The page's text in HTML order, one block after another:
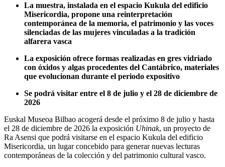
La muestra, instalada en el espacio Kukula del edificio
Misericordia, propone una reinterpretación
contemporánea de la memoria, el patrimonio y las voces
silenciadas de las mujeres vinculadas a la tradición
alfarera vasca
La exposición ofrece formas realizadas en gres vidriado
con óxidos y algas procedentes del Cantábrico, materiales
que evolucionan durante el periodo expositivo
Se podrá visitar entre el 8 de julio y el 28 de diciembre de
2026
Euskal Museoa Bilbao acogerá desde el próximo 8 de julio y hasta
el 28 de diciembre de 2026 la exposición Uhinak, un proyecto de
Ra Asensi que podrá visitarse en el espacio Kukula del edificio
Misericordia, un lugar concebido para generar nuevas lecturas
contemporáneas de la colección y del patrimonio cultural vasco.